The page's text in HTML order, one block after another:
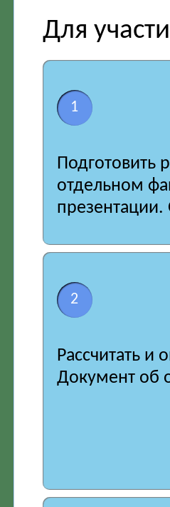
Для
1
Подготовить
отдельном
2
Рассчитать и
Документ об